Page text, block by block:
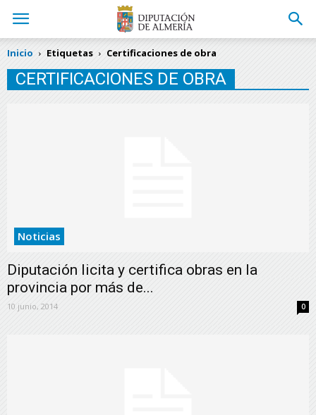
Inicio Etiquetas Certificaciones de obra
CERTIFICACIONES DE OBRA
Noticias
Diputación licita y certifica obras en la
provincia por más de...
10 junio, 2014 0